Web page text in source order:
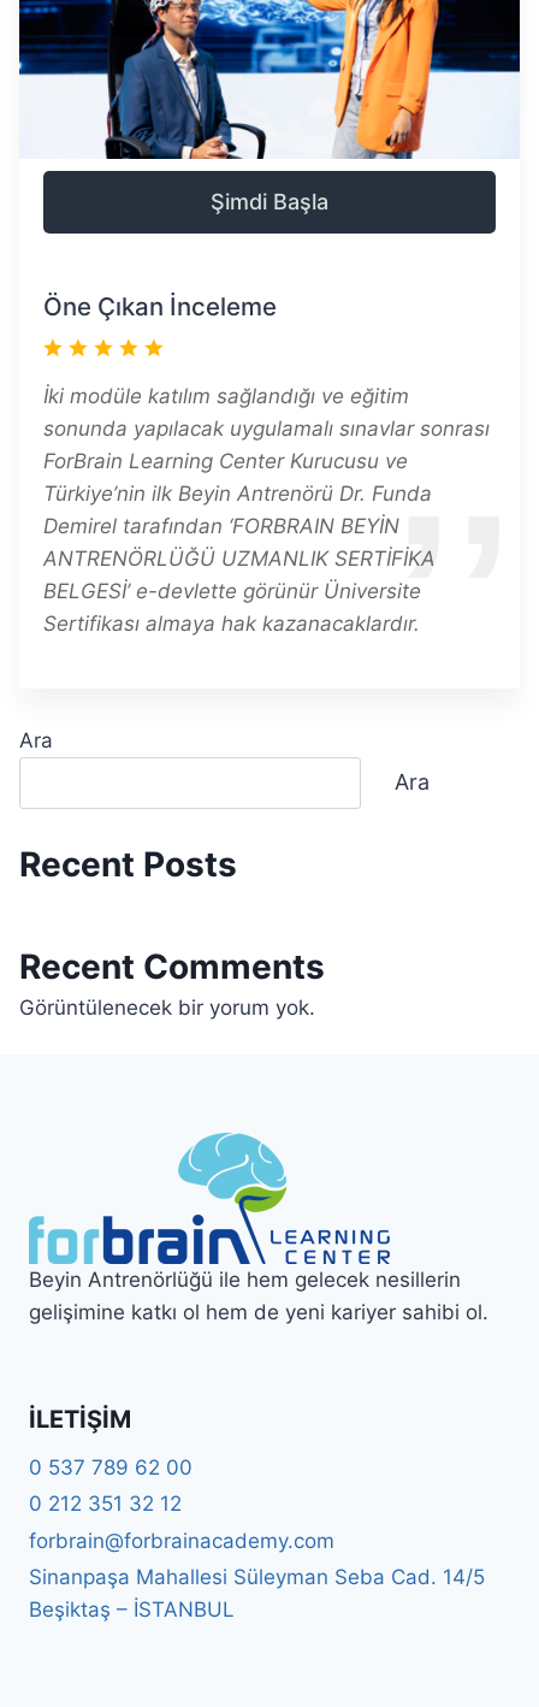
Şimdi Başla
Öne Çıkan İnceleme
İki modüle katılım sağlandığı ve eğitim
sonunda yapılacak uygulamalı sınavlar sonrası
ForBrain Learning Center Kurucusu ve
Türkiye’nin ilk Beyin Antrenörü Dr. Funda
Demirel tarafından ‘FORBRAIN BEYİN
ANTRENÖRLÜĞÜ UZMANLIK SERTİFİKA
BELGESİ’ e-devlette görünür Üniversite
Sertifikası almaya hak kazanacaklardır.
Ara
Ara
Recent Posts
Recent Comments
Görüntülenecek bir yorum yok.
Beyin Antrenörlüğü ile hem gelecek nesillerin
gelişimine katkı ol hem de yeni kariyer sahibi ol.
İLETIŞIM
0 537 789 62 00
0 212 351 32 12
forbrain@forbrainacademy.com
Sinanpaşa Mahallesi Süleyman Seba Cad. 14/5
Beşiktaş – İSTANBUL